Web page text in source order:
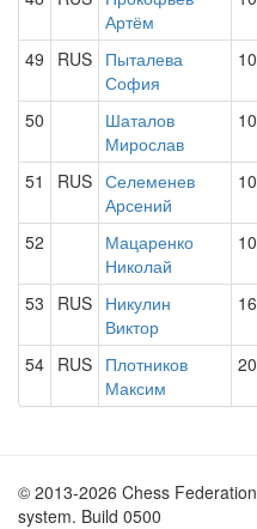
Артём
49 RUS Пыталева
София
50
Шаталов
Мирослав
51 RUS Селеменев
Арсений
52
Мацаренко
Николай
53 RUS Никулин
Виктор
54 RUS Плотников
Максим
© 2013-2026 Chess
system. Build 0500